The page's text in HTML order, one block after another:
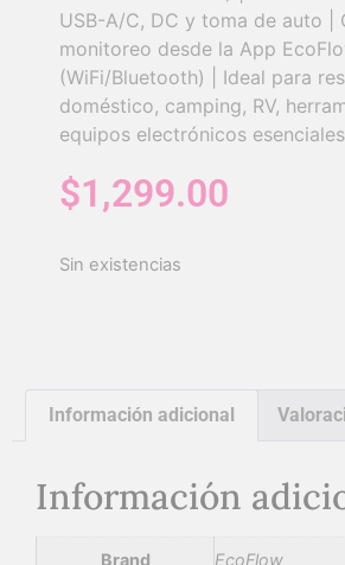
USB-A/C, DC y toma de auto |
monitoreo desde la App
(WiFi/Bluetooth) | Ideal para
doméstico, camping, RV,
equipos electrónicos
$1,299.00
Sin existencias
Información adicional
Información
Brand EcoFlow